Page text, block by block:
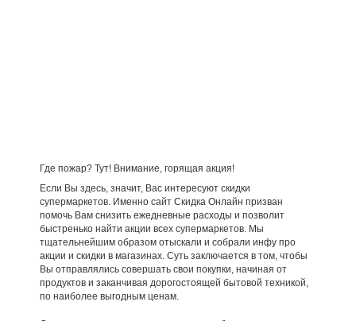
Где пожар? Тут! Внимание, горящая акция!
Если Вы здесь, значит, Вас интересуют скидки
супермаркетов. Именно сайт Скидка Онлайн призван
помочь Вам снизить ежедневные расходы и позволит
быстренько найти акции всех супермаркетов. Мы
тщательнейшим образом отыскали и собрали инфу про
акции и скидки в магазинах. Суть заключается в том, чтобы
Вы отправлялись совершать свои покупки, начиная от
продуктов и заканчивая дорогостоящей бытовой техникой,
по наиболее выгодным ценам.